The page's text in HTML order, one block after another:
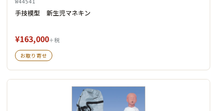
W44541
手技模型 新生児マネキン
¥163,000＋税
お取り寄せ